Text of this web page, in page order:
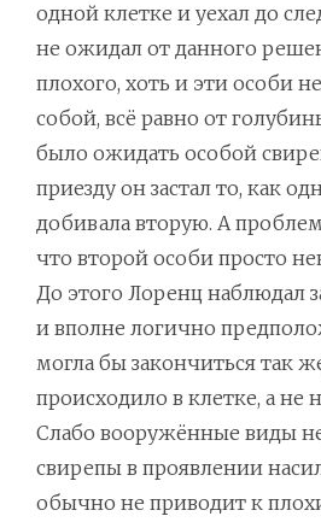
одной клетке и уехал до
не ожидал от данного
плохого, хоть и эти особи
собой, всё равно от
было ожидать особой
приезду он застал то, как
добивала вторую. А
что второй особи просто
До этого Лоренц наблюдал
и вполне логично
могла бы закончиться так
происходило в клетке, а не
Слабо вооружённые виды
свирепы в проявлении
обычно не приводит к